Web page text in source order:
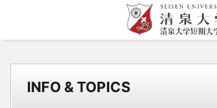
女学院短期大学
INFO & TOPICS
清泉女学院について
清泉女学院について トップ
清泉での学び
清泉での学び トップ
入試情報
入試情報 トップ
キャンパスライフ
キャンパスライフ トップ
学内施設
図書館
このサイトについて
サイトマップ
目的者別
受験生の方へ